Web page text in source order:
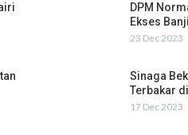
DPM
Ekses
23 Dec 2023
Sinaga
Terbakar
17 Dec 2023